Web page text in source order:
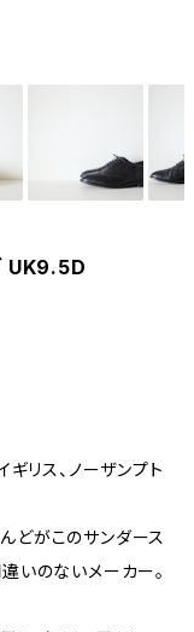
UK9.5D
リス、ノーザンプト
どがこのサンダース
いのないメーカー。